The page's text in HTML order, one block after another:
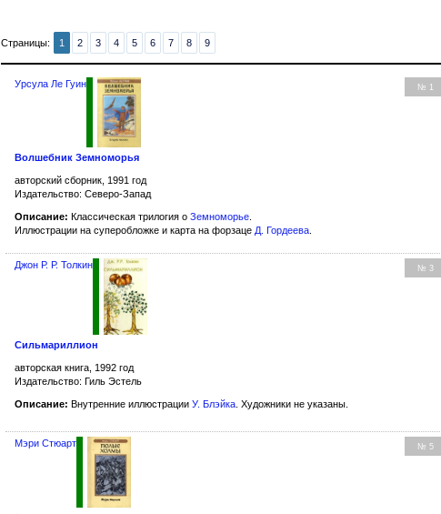
Страницы: 1 2 3 4 5 6 7 8 9
№ 1
Урсула Ле Гуин
Волшебник Земноморья
авторский сборник, 1991 год
Издательство: Северо-Запад
Описание: Классическая трилогия о Земноморье
Иллюстрации на суперобложке и карта на форзаце Д. Гордеева
№ 3
Джон Р. Р. Толкин
Сильмариллион
авторская книга, 1992 год
Издательство: Гиль Эстель
Описание: Внутренние иллюстрации У. Блэйка . Художники не указаны.
№ 5
Мэри Стюарт